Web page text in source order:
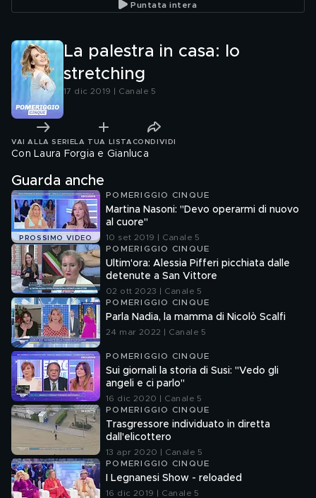
Puntata intera
La palestra in casa: lo
stretching
17 dic 2019 | Canale 5
VAI ALLA SERIE LA TUA LISTA CONDIVIDI
Con Laura Forgia e Gianluca
Guarda anche
PROSSIMO VIDEO
POMERIGGIO CINQUE
Martina Nasoni: "Devo operarmi di nuovo
al cuore"
10 set 2019 | Canale 5
POMERIGGIO CINQUE
Ultim'ora: Alessia Pifferi picchiata dalle
detenute a San Vittore
02 ott 2023 | Canale 5
POMERIGGIO CINQUE
Parla Nadia, la mamma di Nicolò Scalfi
24 mar 2022 | Canale 5
POMERIGGIO CINQUE
Sui giornali la storia di Susi: ''Vedo gli
angeli e ci parlo''
16 dic 2020 | Canale 5
POMERIGGIO CINQUE
Trasgressore individuato in diretta
dall'elicottero
13 apr 2020 | Canale 5
POMERIGGIO CINQUE
I Legnanesi Show - reloaded
16 dic 2019 | Canale 5